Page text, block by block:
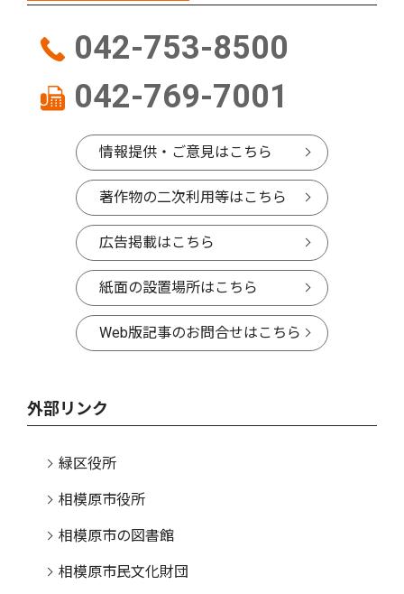
042-753-8500
042-769-7001
情報提供・ご意見はこちら
著作物の二次利用等はこちら
広告掲載はこちら
紙面の設置場所はこちら
Web版記事のお問合せはこちら
外部リンク
緑区役所
相模原市役所
相模原市の図書館
相模原市民文化財団